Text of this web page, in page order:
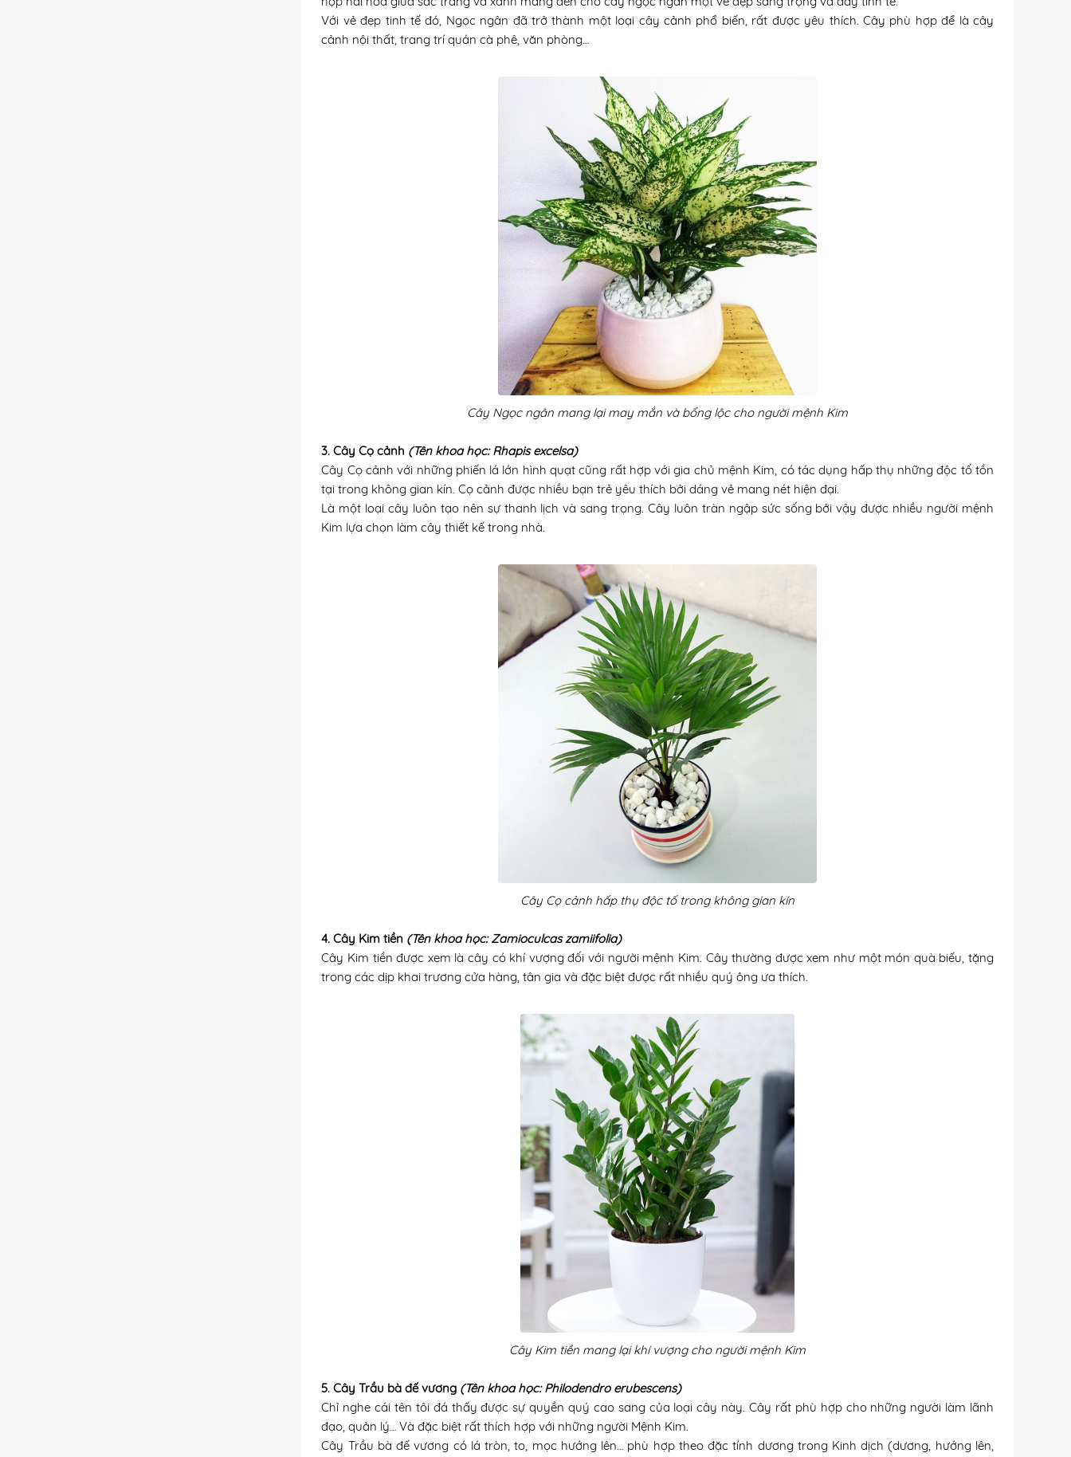
Với vẻ đẹp tinh tế đó, Ngọc ngân đã trở thành một loại cây cảnh phổ biến, rất được yêu thích. Cây phù hợp để là cây
cảnh nội thất, trang trí quán cà phê, văn phòng…
Cây Ngọc ngân mang lại may mắn và bổng lộc cho người mệnh Kim
3. Cây Cọ cảnh (Tên khoa học: Rhapis excelsa)
Cây Cọ cảnh với những phiến lá lớn hình quạt cũng rất hợp với gia chủ mệnh Kim, có tác dụng hấp thụ những độc tố tồn
tại trong không gian kín. Cọ cảnh được nhiều bạn trẻ yêu thích bởi dáng vẻ mang nét hiện đại.
Là một loại cây luôn tạo nên sự thanh lịch và sang trọng. Cây luôn tràn ngập sức sống bởi vậy được nhiều người mệnh
Kim lựa chọn làm cây thiết kế trong nhà.
Cây Cọ cảnh hấp thụ độc tố trong không gian kín
4. Cây Kim tiền (Tên khoa học: Zamioculcas zamiifolia)
Cây Kim tiền được xem là cây có khí vượng đối với người mệnh Kim. Cây thường được xem như một món quà biếu, tặng
trong các dịp khai trương cửa hàng, tân gia và đặc biệt được rất nhiều quý ông ưa thích.
Cây Kim tiền mang lại khí vượng cho người mệnh Kim
5. Cây Trầu bà đế vương (Tên khoa học: Philodendro erubescens)
Chỉ nghe cái tên tôi đá thấy được sự quyền quý cao sang của loại cây này. Cây rất phù hợp cho những người làm lãnh
đạo, quản lý… Và đặc biệt rất thích hợp với những người Mệnh Kim.
Cây Trầu bà đế vương có lá tròn, to, mọc hướng lên… phù hợp theo đặc tính dương trong Kinh dịch (dương, hướng lên,